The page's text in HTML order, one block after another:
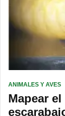
ANIMALES Y AVES
Mapear